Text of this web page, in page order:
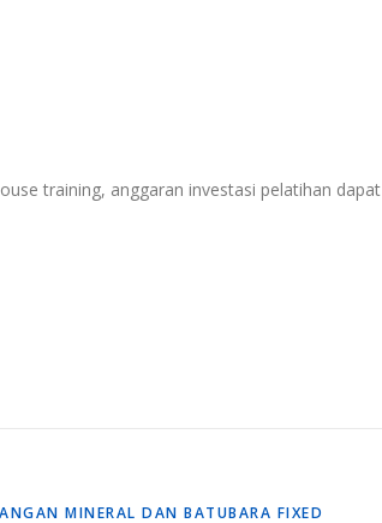
training, anggaran investasi pelatihan dapat
MINERAL DAN BATUBARA FIXED